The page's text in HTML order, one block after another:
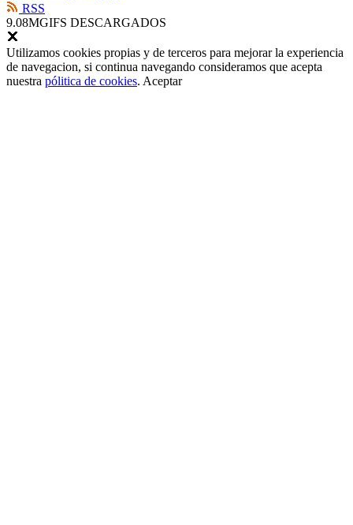
RSS
9.08MGIFS DESCARGADOS
Utilizamos cookies propias y de terceros para mejorar la experiencia
de navegacion, si continua navegando consideramos que acepta
nuestra pólitica de cookies. Aceptar